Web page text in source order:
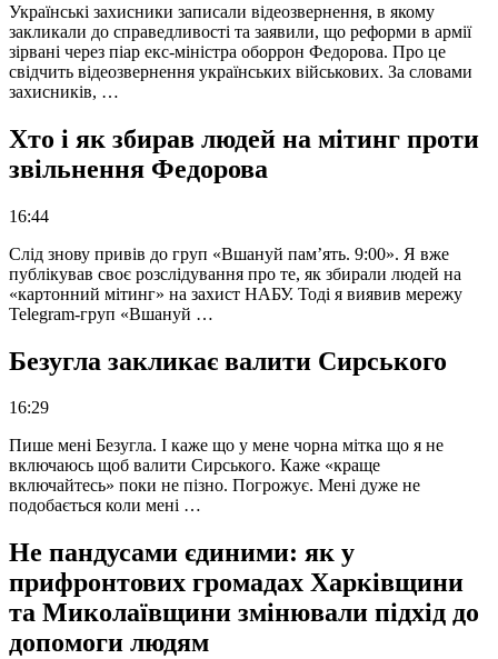
Українські захисники записали відеозвернення, в якому
закликали до справедливості та заявили, що реформи в армії
зірвані через піар екс-міністра оборрон Федорова. Про це
свідчить відеозвернення українських військових. За словами
захисників, …
Хто і як збирав людей на мітинг проти
звільнення Федорова
16:44
Слід знову привів до груп «Вшануй пам’ять. 9:00». Я вже
публікував своє розслідування про те, як збирали людей на
«картонний мітинг» на захист НАБУ. Тоді я виявив мережу
Telegram-груп «Вшануй …
Безугла закликає валити Сирського
16:29
Пише мені Безугла. І каже що у мене чорна мітка що я не
включаюсь щоб валити Сирського. Каже «краще
включайтесь» поки не пізно. Погрожує. Мені дуже не
подобається коли мені …
Не пандусами єдиними: як у
прифронтових громадах Харківщини
та Миколаївщини змінювали підхід до
допомоги людям